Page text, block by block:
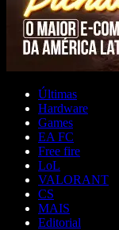
Últimas
Hardware
Games
EA FC
Free fire
LoL
VALORANT
CS
MAIS
Editorial